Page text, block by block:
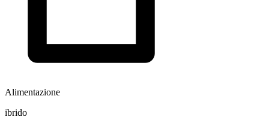
Alimentazione
ibrido